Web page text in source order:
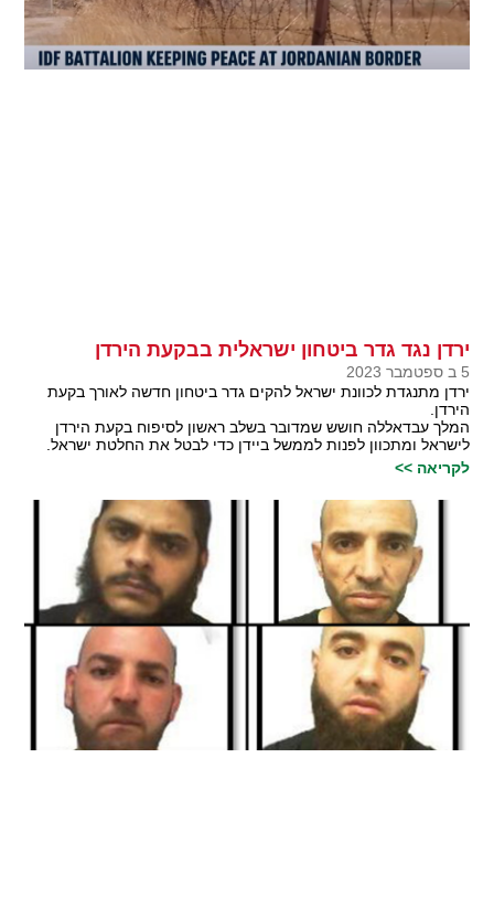
ירדן נגד גדר ביטחון ישראלית בבקעת הירדן
5 ב ספטמבר 2023
ירדן מתנגדת לכוונת ישראל להקים גדר ביטחון חדשה לאורך בקעת
הירדן.
המלך עבדאללה חושש שמדובר בשלב ראשון לסיפוח בקעת הירדן
לישראל ומתכוון לפנות לממשל ביידן כדי לבטל את החלטת ישראל.
לקריאה >>